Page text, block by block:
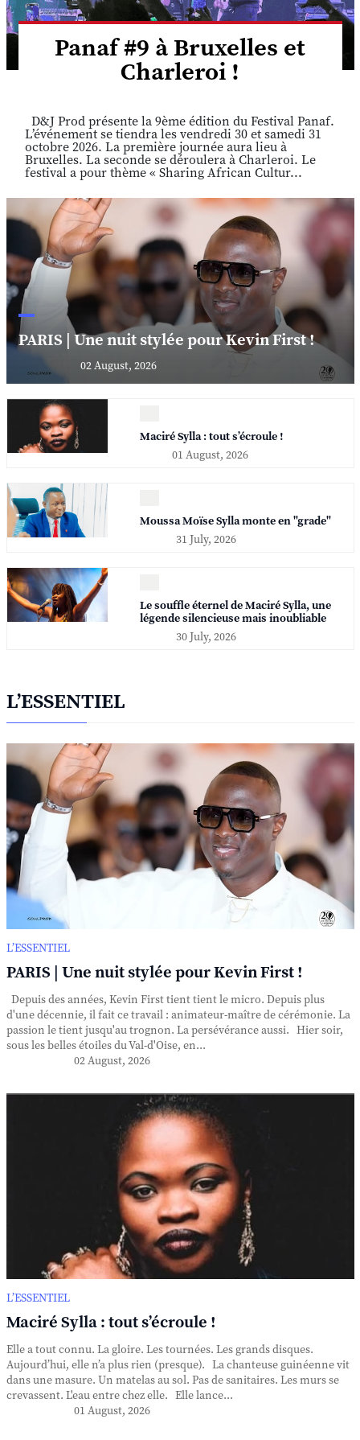
Panaf #9 à Bruxelles et
Charleroi !
D&J Prod présente la 9ème édition du Festival Panaf.
L’événement se tiendra les vendredi 30 et samedi 31
octobre 2026. La première journée aura lieu à
Bruxelles. La seconde se déroulera à Charleroi. Le
festival a pour thème « Sharing African Cultur...
PARIS | Une nuit stylée pour Kevin First !
02 August, 2026
Maciré Sylla : tout s’écroule !
01 August, 2026
Moussa Moïse Sylla monte en "grade"
31 July, 2026
Le souffle éternel de Maciré Sylla, une
légende silencieuse mais inoubliable
30 July, 2026
L’ESSENTIEL
L’ESSENTIEL
PARIS | Une nuit stylée pour Kevin First !
Depuis des années, Kevin First tient tient le micro. Depuis plus
d'une décennie, il fait ce travail : animateur-maître de cérémonie. La
passion le tient jusqu'au trognon. La persévérance aussi. Hier soir,
sous les belles étoiles du Val-d'Oise, en...
02 August, 2026
L’ESSENTIEL
Maciré Sylla : tout s’écroule !
Elle a tout connu. La gloire. Les tournées. Les grands disques.
Aujourd’hui, elle n’a plus rien (presque). La chanteuse guinéenne vit
dans une masure. Un matelas au sol. Pas de sanitaires. Les murs se
crevassent. L'eau entre chez elle. Elle lance...
01 August, 2026